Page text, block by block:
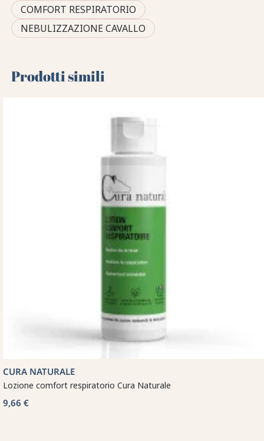
COMFORT RESPIRATORIO
NEBULIZZAZIONE CAVALLO
Prodotti simili
CURA NATURALE
Lozione comfort respiratorio Cura Naturale
9,66 €